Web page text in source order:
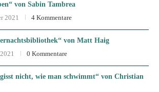
von Sabin Tambrea
2021
4 Kommentare
von Matt Haig
0 Kommentare
nicht, wie man schwimmt“ von Christian